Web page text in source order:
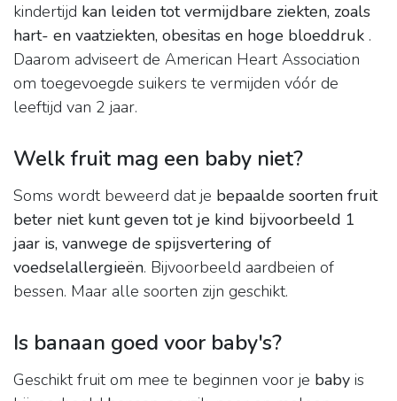
kindertijd kan leiden tot vermijdbare ziekten, zoals
hart- en vaatziekten, obesitas en hoge bloeddruk .
Daarom adviseert de American Heart Association
om toegevoegde suikers te vermijden vóór de
leeftijd van 2 jaar.
Welk fruit mag een baby niet?
Soms wordt beweerd dat je bepaalde soorten fruit
beter niet kunt geven tot je kind bijvoorbeeld 1
jaar is, vanwege de spijsvertering of
voedselallergieën. Bijvoorbeeld aardbeien of
bessen. Maar alle soorten zijn geschikt.
Is banaan goed voor baby's?
Geschikt fruit om mee te beginnen voor je baby is